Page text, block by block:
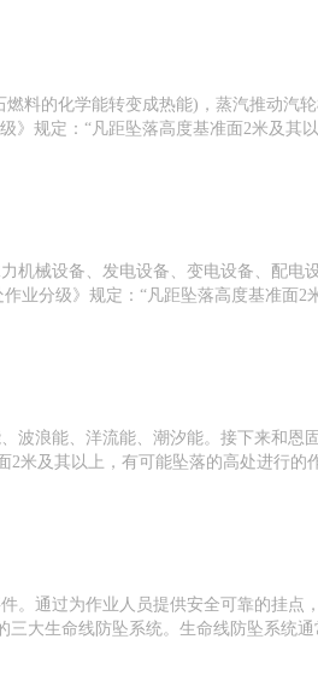
料的化学能转变成热能)，蒸汽推动汽
规定：“凡距坠落高度基准面2米及其
机械设备、发电设备、变电设备、配电
业分级》规定：“凡距坠落高度基准面
波浪能、洋流能、潮汐能。接下来和恩
米及其以上，有可能坠落的高处进行的
。通过为作业人员提供安全可靠的挂点
大生命线防坠系统。生命线防坠系统通